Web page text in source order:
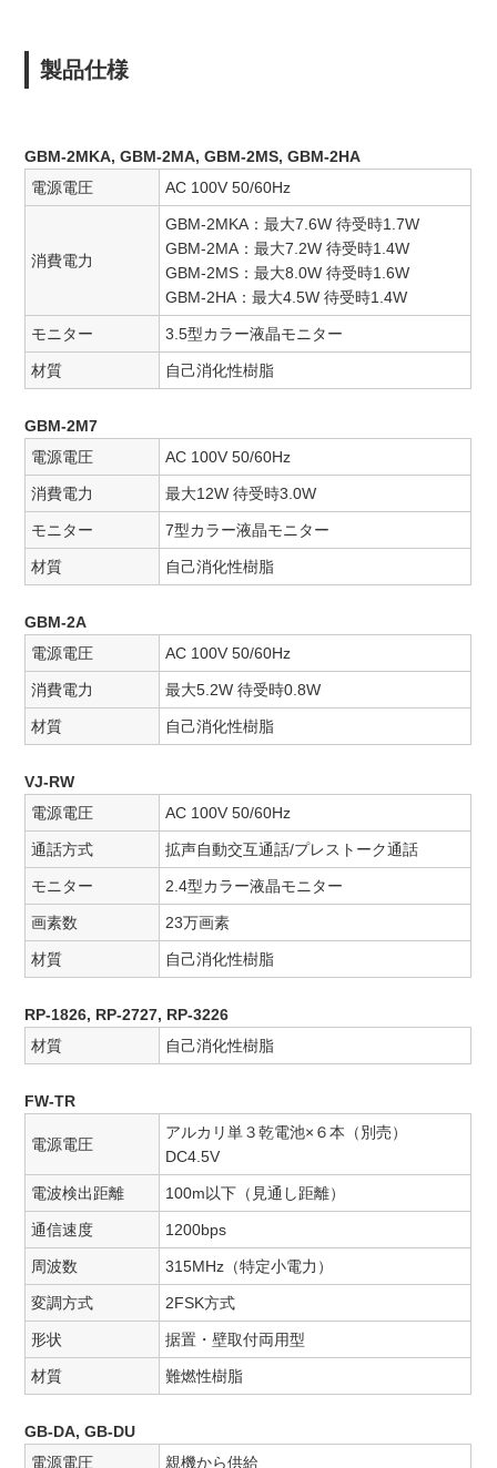
製品仕様
GBM-2MKA, GBM-2MA, GBM-2MS, GBM-2HA
電源電圧
AC 100V 50/60Hz
消費電力
GBM-2MKA：最大7.6W 待受時1.7W
GBM-2MA：最大7.2W 待受時1.4W
GBM-2MS：最大8.0W 待受時1.6W
GBM-2HA：最大4.5W 待受時1.4W
モニター 3.5型カラー液晶モニター
材質 自己消化性樹脂
GBM-2M7
電源電圧
AC 100V 50/60Hz
消費電力 最大12W 待受時3.0W
モニター 7型カラー液晶モニター
材質 自己消化性樹脂
GBM-2A
電源電圧
AC 100V 50/60Hz
消費電力 最大5.2W 待受時0.8W
材質 自己消化性樹脂
VJ-RW
電源電圧
AC 100V 50/60Hz
通話方式 拡声自動交互通話/プレストーク通話
モニター 2.4型カラー液晶モニター
画素数 23万画素
材質 自己消化性樹脂
RP-1826, RP-2727, RP-3226
材質
自己消化性樹脂
FW-TR
電源電圧
アルカリ単３乾電池×６本（別売）
DC4.5V
電波検出距離 100m以下（見通し距離）
通信速度 1200bps
周波数 315MHz（特定小電力）
変調方式 2FSK方式
形状 据置・壁取付両用型
材質 難燃性樹脂
GB-DA, GB-DU
電源電圧
親機から供給